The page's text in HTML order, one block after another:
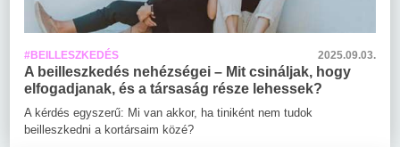
#BEILLESZKEDÉS 2025.09.03.
A beilleszkedés nehézségei – Mit csináljak, hogy
elfogadjanak, és a társaság része lehessek?
A kérdés egyszerű: Mi van akkor, ha tiniként nem tudok
beilleszkedni a kortársaim közé?